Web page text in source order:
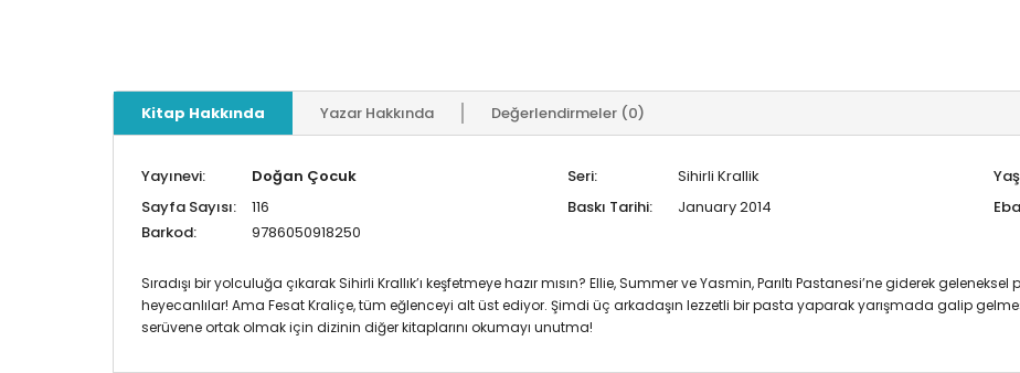
Kitap Hakkında Yazar Hakkında Değerlendirmeler (0)
Yayınevi: Doğan Çocuk Seri: Sihirli Krallik
Sayfa Sayısı:
116 Baskı Tarihi: January 2014
Barkod:
9786050918250
Sıradışı bir yolculuğa çıkarak Sihirli Krallık’ı keşfetmeye hazır mısın? Ellie, Summer ve Yasmin, Parıltı Pastanesi’ne giderek
heyecanlılar! Ama Fesat Kraliçe, tüm eğlenceyi alt üst ediyor. Şimdi üç arkadaşın lezzetli bir pasta yaparak yarışmada galip
serüvene ortak olmak için dizinin diğer kitaplarını okumayı unutma!